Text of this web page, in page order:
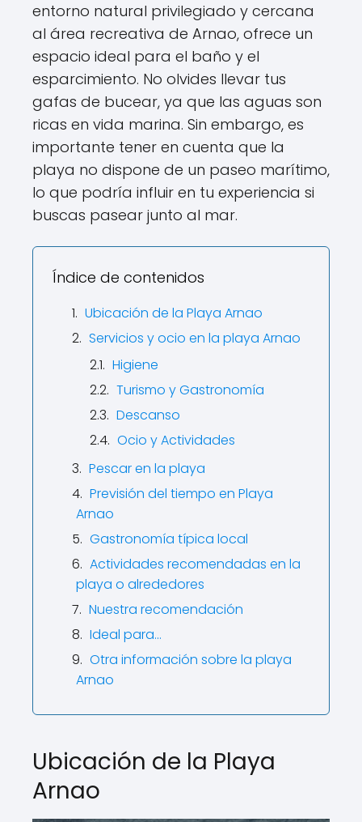
entorno natural privilegiado y cercana
al área recreativa de Arnao, ofrece un
espacio ideal para el baño y el
esparcimiento. No olvides llevar tus
gafas de bucear, ya que las aguas son
ricas en vida marina. Sin embargo, es
importante tener en cuenta que la
playa no dispone de un paseo marítimo,
lo que podría influir en tu experiencia si
buscas pasear junto al mar.
Índice de contenidos
Ubicación de la Playa Arnao
Servicios y ocio en la playa Arnao
Higiene
Turismo y Gastronomía
Descanso
Ocio y Actividades
Pescar en la playa
Previsión del tiempo en Playa
Arnao
Gastronomía típica local
Actividades recomendadas en la
playa o alrededores
Nuestra recomendación
Ideal para…
Otra información sobre la playa
Arnao
Ubicación de la Playa
Arnao